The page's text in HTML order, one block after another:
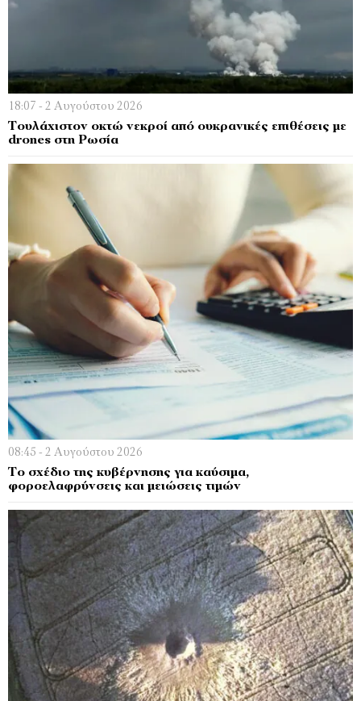
18:07 - 2 Αυγούστου 2026
Τουλάχιστον οκτώ νεκροί από ουκρανικές επιθέσεις με
drones στη Ρωσία
08:45 - 2 Αυγούστου 2026
Το σχέδιο της κυβέρνησης για καύσιμα,
φοροελαφρύνσεις και μειώσεις τιμών